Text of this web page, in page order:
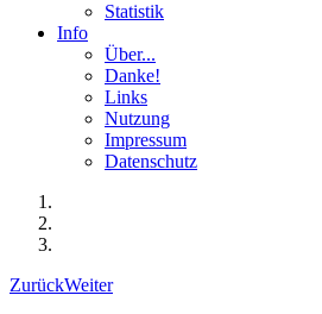
Statistik
Info
Über...
Danke!
Links
Nutzung
Impressum
Datenschutz
ZurückWeiter